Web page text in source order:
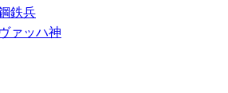
鉄兵
ヴァッハ神